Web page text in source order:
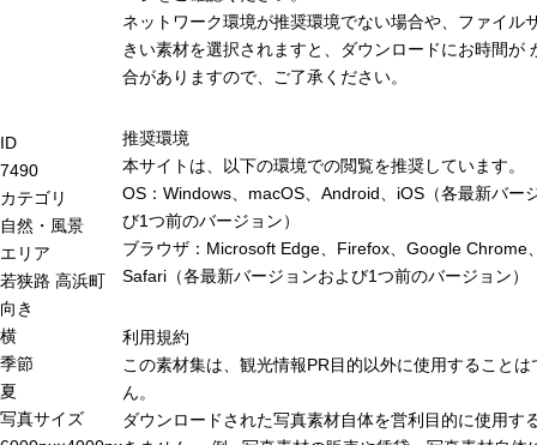
ID
7490
カテゴリ
自然・風景
エリア
若狭路 高浜町
向き
横
季節
夏
写真サイズ
ネットワーク環境が推奨環境でない場合や、ファイル
きい素材を選択されますと、ダウンロードにお時間が
合がありますので、ご了承ください。
推奨環境
本サイトは、以下の環境での閲覧を推奨しています。
OS：Windows、macOS、Android、iOS（各最新バー
び1つ前のバージョン）
ブラウザ：Microsoft Edge、Firefox、Google Chrome
Safari（各最新バージョンおよび1つ前のバージョン）
利用規約
この素材集は、観光情報PR目的以外に使用することは
ん。
ダウンロードされた写真素材自体を営利目的に使用す